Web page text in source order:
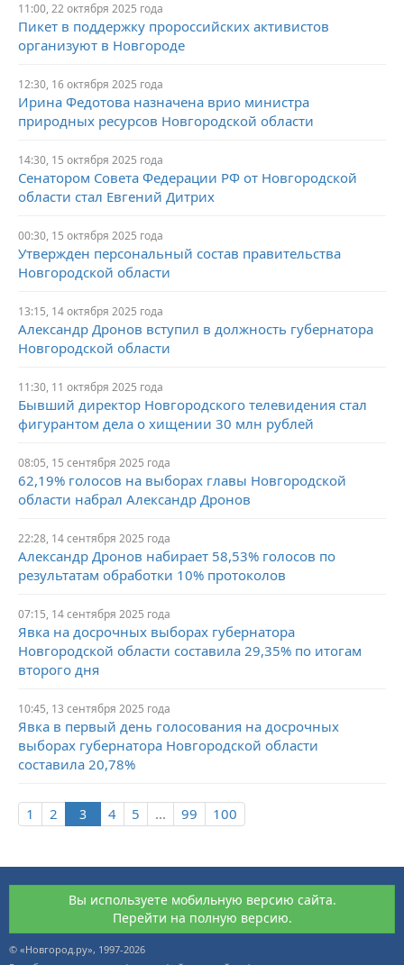
11:00, 22 октября 2025 года
Пикет в поддержку пророссийских активистов
организуют в Новгороде
12:30, 16 октября 2025 года
Ирина Федотова назначена врио министра
природных ресурсов Новгородской области
14:30, 15 октября 2025 года
Сенатором Совета Федерации РФ от Новгородской
области стал Евгений Дитрих
00:30, 15 октября 2025 года
Утвержден персональный состав правительства
Новгородской области
13:15, 14 октября 2025 года
Александр Дронов вступил в должность губернатора
Новгородской области
11:30, 11 октября 2025 года
Бывший директор Новгородского телевидения стал
фигурантом дела о хищении 30 млн рублей
08:05, 15 сентября 2025 года
62,19% голосов на выборах главы Новгородской
области набрал Александр Дронов
22:28, 14 сентября 2025 года
Александр Дронов набирает 58,53% голосов по
результатам обработки 10% протоколов
07:15, 14 сентября 2025 года
Явка на досрочных выборах губернатора
Новгородской области составила 29,35% по итогам
второго дня
10:45, 13 сентября 2025 года
Явка в первый день голосования на досрочных
выборах губернатора Новгородской области
составила 20,78%
1 2 4 5 ... 99 100
Вы используете мобильную версию сайта.
Перейти на полную версию.
© «Новгород.ру», 1997-2026